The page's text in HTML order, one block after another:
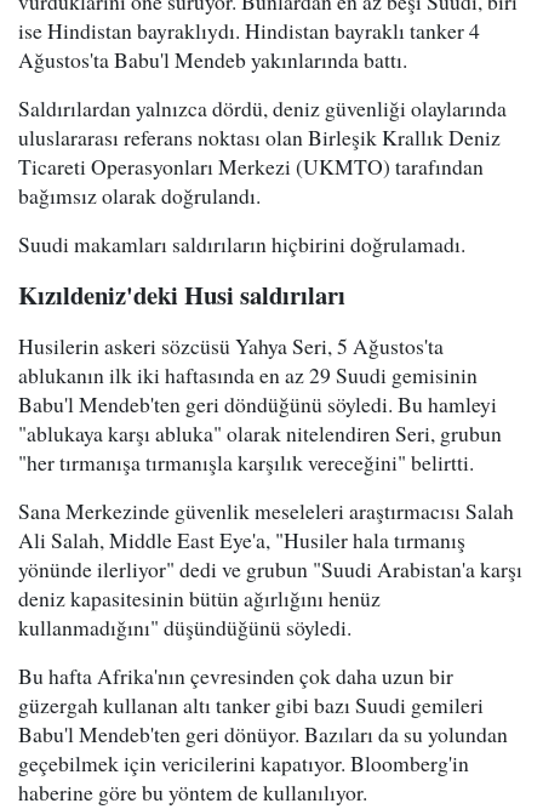
ise Hindistan bayraklıydı. Hindistan bayraklı tanker 4
Ağustos'ta Babu'l Mendeb yakınlarında battı.
Saldırılardan yalnızca dördü, deniz güvenliği olaylarında
uluslararası referans noktası olan Birleşik Krallık Deniz
Ticareti Operasyonları Merkezi (UKMTO) tarafından
bağımsız olarak doğrulandı.
Suudi makamları saldırıların hiçbirini doğrulamadı.
Kızıldeniz'deki Husi saldırıları
Husilerin askeri sözcüsü Yahya Seri, 5 Ağustos'ta
ablukanın ilk iki haftasında en az 29 Suudi gemisinin
Babu'l Mendeb'ten geri döndüğünü söyledi. Bu hamleyi
"ablukaya karşı abluka" olarak nitelendiren Seri, grubun
"her tırmanışa tırmanışla karşılık vereceğini" belirtti.
Sana Merkezinde güvenlik meseleleri araştırmacısı Salah
Ali Salah, Middle East Eye'a, "Husiler hala tırmanış
yönünde ilerliyor" dedi ve grubun "Suudi Arabistan'a karşı
deniz kapasitesinin bütün ağırlığını henüz
kullanmadığını" düşündüğünü söyledi.
Bu hafta Afrika'nın çevresinden çok daha uzun bir
güzergah kullanan altı tanker gibi bazı Suudi gemileri
Babu'l Mendeb'ten geri dönüyor. Bazıları da su yolundan
geçebilmek için vericilerini kapatıyor. Bloomberg'in
haberine göre bu yöntem de kullanılıyor.